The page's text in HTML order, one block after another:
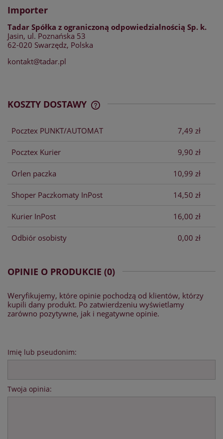
Importer
Tadar Spółka z ograniczoną odpowiedzialnością Sp. k.
Jasin, ul. Poznańska 53
62-020 Swarzędz, Polska
kontakt@tadar.pl
KOSZTY DOSTAWY
Pocztex PUNKT/AUTOMAT 7,49 zł
Pocztex Kurier 9,90 zł
Orlen paczka 10,99 zł
Shoper Paczkomaty InPost 14,50 zł
Kurier InPost 16,00 zł
Odbiór osobisty 0,00 zł
OPINIE O PRODUKCIE (0)
Weryfikujemy, które opinie pochodzą od klientów, którzy
kupili dany produkt. Po zatwierdzeniu wyświetlamy
zarówno pozytywne, jak i negatywne opinie.
Imię lub pseudonim:
Twoja opinia: